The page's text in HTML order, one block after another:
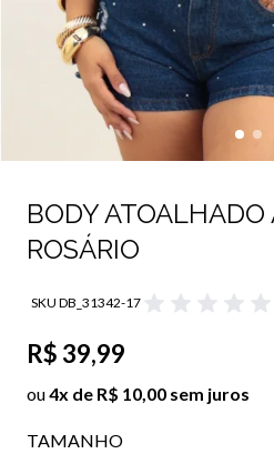
BODY
ROSÁRIO
SKU DB_31342-17
R$ 39,99
ou4x de R$ 10,00 sem juros
TAMANHO